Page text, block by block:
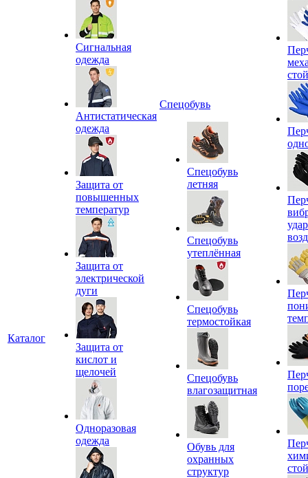
Каталог
Сигнальная
одежда
Антистатическая
одежда
Защита от
повышенных
температур
Защита от
электрической
дуги
Защита от
кислот и
щелочей
Одноразовая
одежда
Спецобувь
Спецобувь
летняя
Спецобувь
утеплённая
Спецобувь
термостойкая
Спецобувь
влагозащитная
Обувь для
охранных
структур